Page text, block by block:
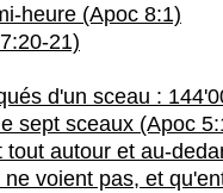
heure (Apoc 8:1)
21)
d'un sceau :
sept sceaux (Apoc
autour et au-
voient pas, et